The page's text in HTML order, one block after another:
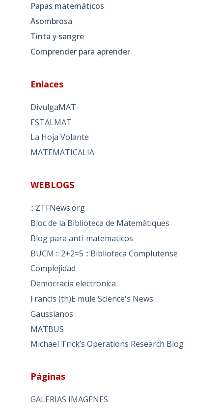
Papas matemáticos
Asombrosa
Tinta y sangre
Comprender para aprender
Enlaces
DivulgaMAT
ESTALMAT
La Hoja Volante
MATEMATICALIA
WEBLOGS
:: ZTFNews.org
Bloc de la Biblioteca de Matemàtiques
Blog para anti-matematicos
BUCM :: 2+2=5 :: Biblioteca Complutense
Complejidad
Democracia electronica
Francis (th)E mule Science's News
Gaussianos
MATBUS
Michael Trick’s Operations Research Blog
Páginas
GALERIAS IMAGENES